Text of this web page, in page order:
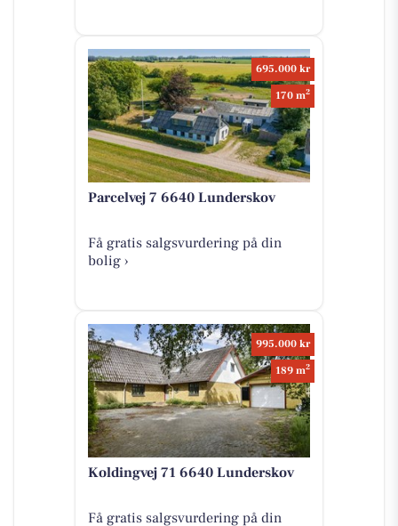
695.000 kr
170 m2
Parcelvej 7 6640 Lunderskov
Få gratis salgsvurdering på din
bolig ›
995.000 kr
189 m2
Koldingvej 71 6640 Lunderskov
Få gratis salgsvurdering på din